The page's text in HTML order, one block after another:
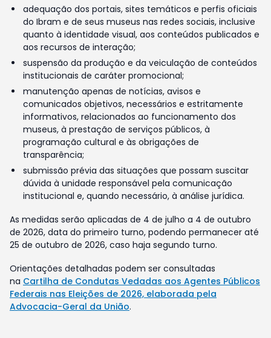
adequação dos portais, sites temáticos e perfis oficiais
do Ibram e de seus museus nas redes sociais, inclusive
quanto à identidade visual, aos conteúdos publicados e
aos recursos de interação;
suspensão da produção e da veiculação de conteúdos
institucionais de caráter promocional;
manutenção apenas de notícias, avisos e
comunicados objetivos, necessários e estritamente
informativos, relacionados ao funcionamento dos
museus, à prestação de serviços públicos, à
programação cultural e às obrigações de
transparência;
submissão prévia das situações que possam suscitar
dúvida à unidade responsável pela comunicação
institucional e, quando necessário, à análise jurídica.
As medidas serão aplicadas de 4 de julho a 4 de outubro
de 2026, data do primeiro turno, podendo permanecer até
25 de outubro de 2026, caso haja segundo turno.
Orientações detalhadas podem ser consultadas
na Cartilha de Condutas Vedadas aos Agentes Públicos
Federais nas Eleições de 2026, elaborada pela
Advocacia-Geral da União.